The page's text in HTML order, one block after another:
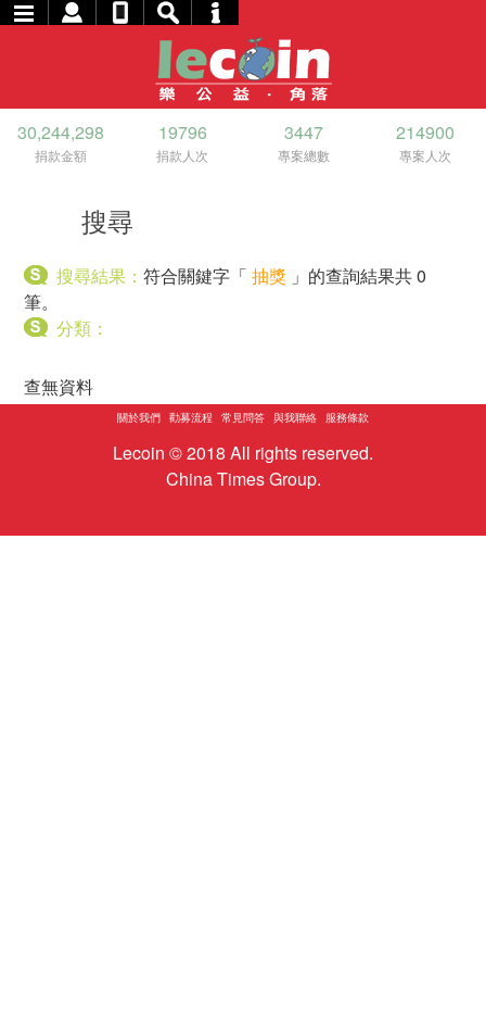
30,244,298
捐款金額
19796
捐款人次
3447
專案總數
214900
專案人次
搜尋
搜尋結果：符合關鍵字「 抽獎 」的查詢結果共 0
筆。
分類：
查無資料
關於我們 勸募流程 常見問答 與我聯絡 服務條款
Lecoin © 2018 All rights reserved.
China Times Group.